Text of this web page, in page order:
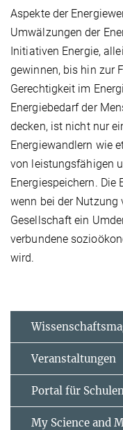
Aspekte der
Umwälzungen der
Initiativen Energie,
gewinnen, bis hin zur
Gerechtigkeit im
Energiebedarf der
decken, ist nicht nur
Energiewandlern wie
von leistungsfähigen
Energiespeichern. Die
wenn bei der Nutzung
Gesellschaft ein
verbundene
wird.
Veranstaltungen
Portal für
My Science and